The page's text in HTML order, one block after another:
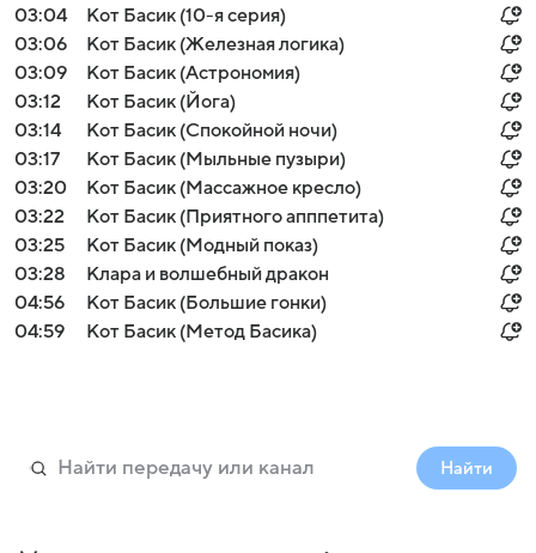
03:04
Кот Басик (10-я серия)
03:06
Кот Басик (Железная логика)
03:09
Кот Басик (Астрономия)
03:12
Кот Басик (Йога)
03:14
Кот Басик (Спокойной ночи)
03:17
Кот Басик (Мыльные пузыри)
03:20
Кот Басик (Массажное кресло)
03:22
Кот Басик (Приятного апппетита)
03:25
Кот Басик (Модный показ)
03:28
Клара и волшебный дракон
04:56
Кот Басик (Большие гонки)
04:59
Кот Басик (Метод Басика)
Найти